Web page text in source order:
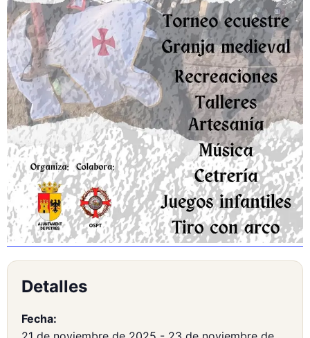
Detalles
Fecha: